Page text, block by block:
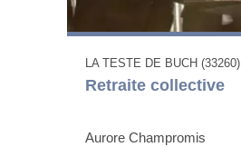
LA TESTE DE BUCH (33260)
Retraite collective
Aurore Champromis